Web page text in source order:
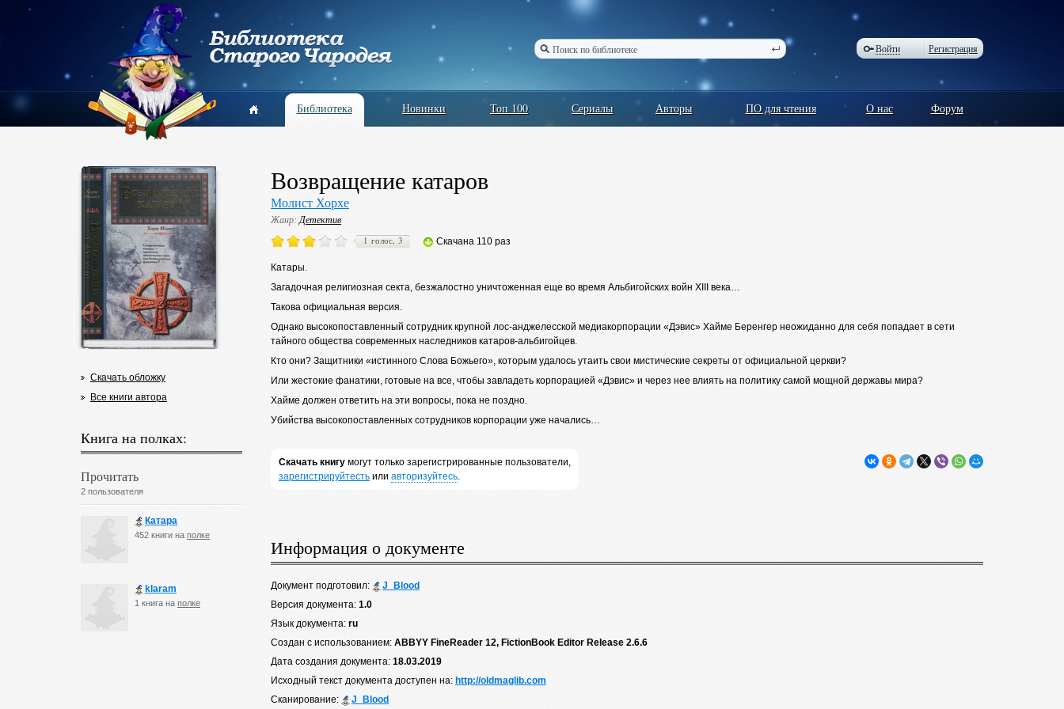
Войти Регистрация
Библиотека Новинки Топ 100 Сериалы Авторы ПО для чтения О нас Форум
Скачать обложку
Все книги автора
Книга на полках:
Прочитать
2 пользователя
Катара
452 книги на полке
klaram
1 книга на полке
Возвращение катаров
Молист Хорхе
Жанр: Детектив
1 голос, 3 Скачана 110 раз
Катары.
Загадочная религиозная секта, безжалостно уничтоженная еще во время Альбигойских войн XIII века…
Такова официальная версия.
Однако высокопоставленный сотрудник крупной лос-анджелесской медиакорпорации «Дэвис» Хайме Беренгер неожиданно для себя попадает в сети
тайного общества современных наследников катаров-альбигойцев.
Кто они? Защитники «истинного Слова Божьего», которым удалось утаить свои мистические секреты от официальной церкви?
Или жестокие фанатики, готовые на все, чтобы завладеть корпорацией «Дэвис» и через нее влиять на политику самой мощной державы мира?
Хайме должен ответить на эти вопросы, пока не поздно.
Убийства высокопоставленных сотрудников корпорации уже начались…
Скачать книгу могут только зарегистрированные пользователи,
зарегистрируйтесть или авторизуйтесь.
Информация о документе
Документ подготовил:
J_Blood
Версия документа: 1.0
Язык документа: ru
Создан с использованием: ABBYY FineReader 12, FictionBook Editor Release 2.6.6
Дата создания документа: 18.03.2019
Исходный текст документа доступен на: http://oldmaglib.com
Сканирование:
J_Blood